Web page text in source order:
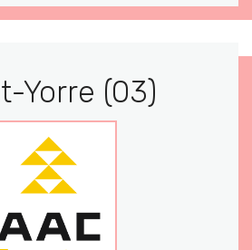
Yorre (03)